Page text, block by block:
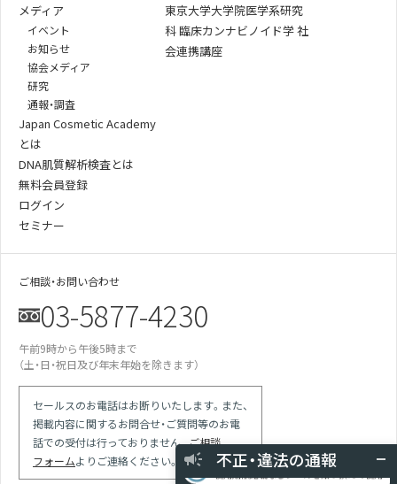
メディア
イベント
お知らせ
協会メディア
研究
通報・調査
Japan Cosmetic Academy
とは
DNA肌質解析検査とは
無料会員登録
ログイン
セミナー
東京大学大学院医学系研究
科 臨床カンナビノイド学 社
会連携講座
ご相談・お問い合わせ
03-5877-4230
午前9時から午後5時まで
（土・日・祝日及び年末年始を除きます）
セールスのお電話はお断りいたします。また、
掲載内容に関するお問合せ・ご質問等のお電
話での受付は行っておりません。ご相談
フォームよりご連絡ください。 不正・違法の通報
による効果効能の保証と解され違反では
競合の会社が化粧品登録をしていない商品
で「スキンケア」等の表現を使っている
現場を目撃 使用期限切れの針ファンデに
使用期限記載なしシールを貼り換えて使用